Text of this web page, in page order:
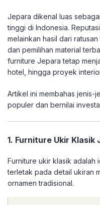
Jepara dikenal luas
tinggi di Indonesia.
melainkan hasil dari
dan pemilihan material
furniture Jepara tetap
hotel, hingga proyek
Artikel ini membahas jenis-
populer dan bernilai
1. Furniture Ukir Klasik
Furniture ukir klasik adalah
terletak pada detail ukiran
ornamen tradisional.